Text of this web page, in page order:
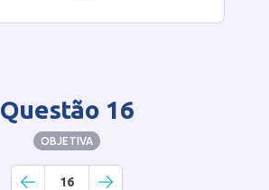
Questão 16
OBJETIVA
16